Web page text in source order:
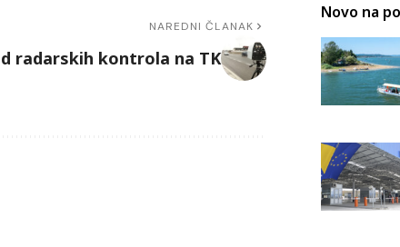
NAREDNI ČLANAK
radarskih kontrola na TK
Novo na